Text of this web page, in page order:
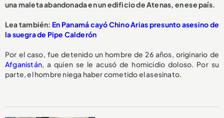
una maleta abandonada en un edificio de Atenas, en ese país.
Lea también: En Panamá cayó Chino Arias presunto asesino de
la suegra de Pipe Calderón
Por el caso, fue detenido un hombre de 26 años, originario de
Afganistán, a quien se le acusó de homicidio doloso. Por su
parte, el hombre niega haber cometido el asesinato.